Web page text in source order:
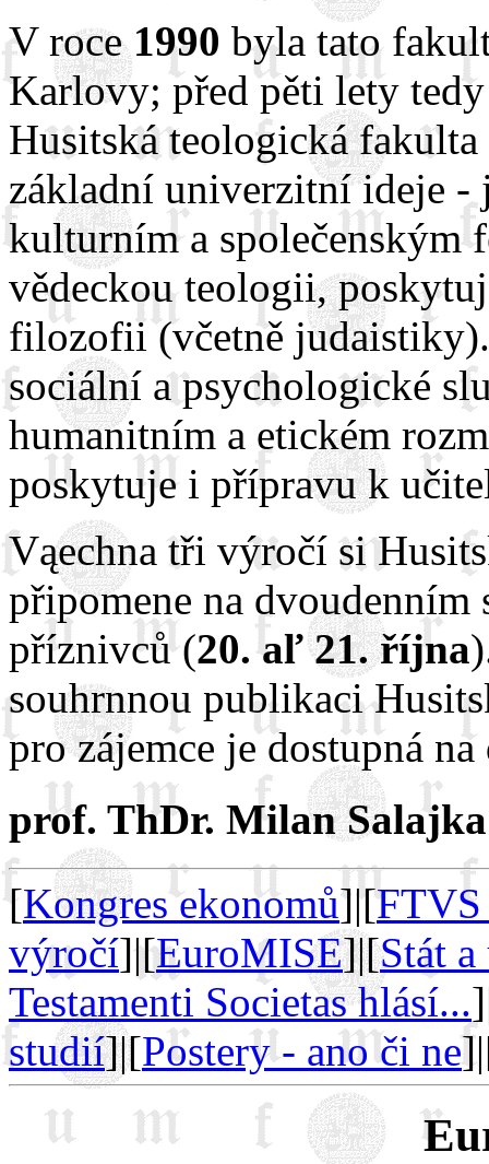
V roce1990 byla tato
Karlovy; před pěti lety
Husitská teologická
základní univerzitní ideje -
kulturním a společenským
vědeckou teologii,
filozofii (včetně
sociální a psychologické
humanitním a etickém
poskytuje i přípravu k
Vąechna tři výročí si
připomene na dvoudenním
příznivců (20. aľ 21. října
souhrnnou publikaci
pro zájemce je dostupná
prof. ThDr. Milan Salajka
[Kongres ekonomů]|[FTVS
výročí]|[EuroMISE]|[Stát
Testamenti Societas hlásí...
studií]|[Postery - ano či ne